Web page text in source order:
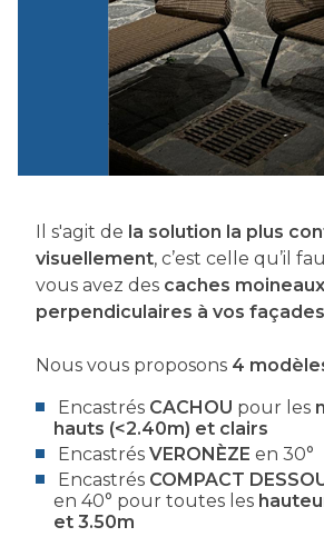
Il s'agit de la solution la plus
visuellement, c’est celle qu’il
vous avez des caches moineaux
perpendiculaires à vos façades
Nous vous proposons 4
Encastrés CACHOU pour les
hauts (<2.40m) et clairs
Encastrés VERONÈZE en 30°
Encastrés COMPACT
en 40° pour toutes les
et 3.50m